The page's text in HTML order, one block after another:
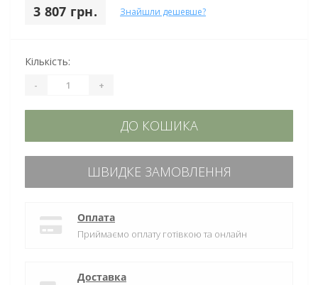
3 807 грн. Знайшли дешевше?
Кількість:
- +
ДО КОШИКА
ШВИДКЕ ЗАМОВЛЕННЯ
Оплата
Приймаємо оплату готівкою та онлайн
Доставка